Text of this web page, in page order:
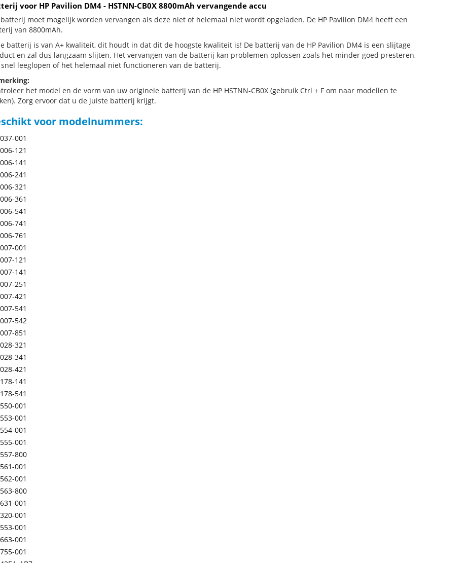
voor HP Pavilion DM4 - HSTNN-CB0X 8800mAh vervangende accu
moet mogelijk worden vervangen als deze niet of helemaal niet wordt opgeladen. De HP Pavilion DM4 heeft een
van 8800mAh.
batterij is van A+ kwaliteit, dit houdt in dat dit de hoogste kwaliteit is! De batterij van de HP Pavilion DM4 is een slijtage
en zal dus langzaam slijten. Het vervangen van de batterij kan problemen oplossen zoals het minder goed presteren,
leeglopen of het helemaal niet functioneren van de batterij.
het model en de vorm van uw originele batterij van de HP HSTNN-CB0X (gebruik Ctrl + F om naar modellen te
Zorg ervoor dat u de juiste batterij krijgt.
voor modelnummers:
001
121
141
241
321
361
541
741
761
001
121
141
251
421
541
542
851
321
341
421
141
541
001
001
001
001
800
001
001
800
001
001
001
001
001